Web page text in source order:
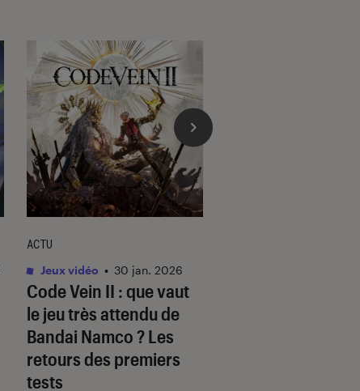
Code Vein II : que vaut
le jeu très attendu de
Bandai Namco ? Les
retours des premiers
tests
ACTU
Jeux vidéo • 30 jan. 2026